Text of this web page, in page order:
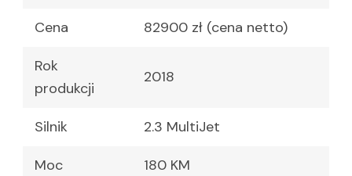
Cena 82900 zł (cena netto)
Rok
produkcji
2018
Silnik 2.3 MultiJet
Moc 180 KM